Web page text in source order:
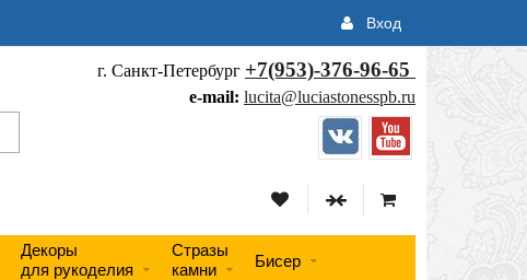
Вход
г. Санкт-Петербург +7(953)-376-96-65
e-mail: lucita@luciastonesspb.ru
Декоры
для рукоделия
Стразы
камни
Бисер